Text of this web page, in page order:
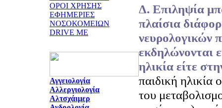
ΟΡΟΙ ΧΡΗΣΗΣ
ΕΦΗΜΕΡΙΕΣ
ΝΟΣΟΚΟΜΕΙΩΝ
DRIVE ME
Αγγειολογία
Αλλεργιολογία
Αλτσχάιμερ
Δ. Επιληψία
πλαίσια
νευρολογικών
εκδηλώνονται
ηλικία είτε
παιδική ηλικία
του